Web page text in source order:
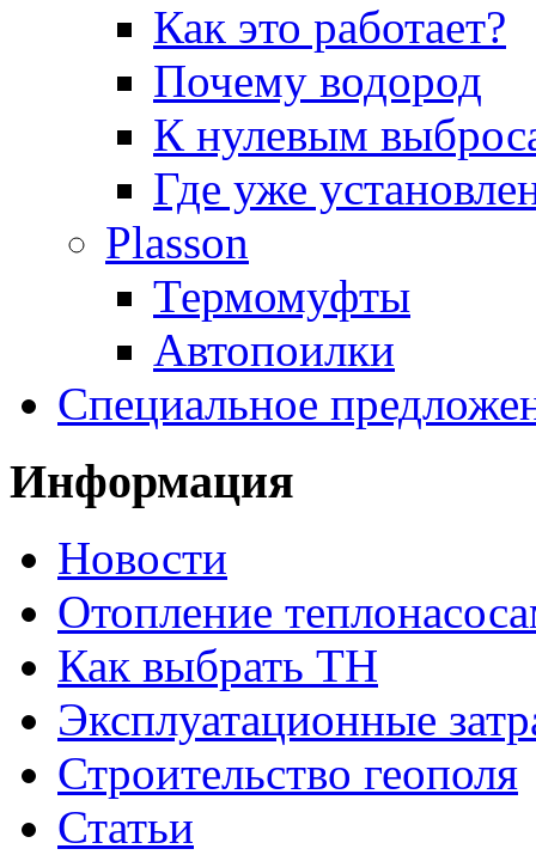
Как это работает?
Почему водород
К нулевым
Где уже
Plasson
Термомуфты
Автопоилки
Специальное
Информация
Новости
Отопление
Как выбрать ТН
Эксплуатационные
Строительство геополя
Статьи